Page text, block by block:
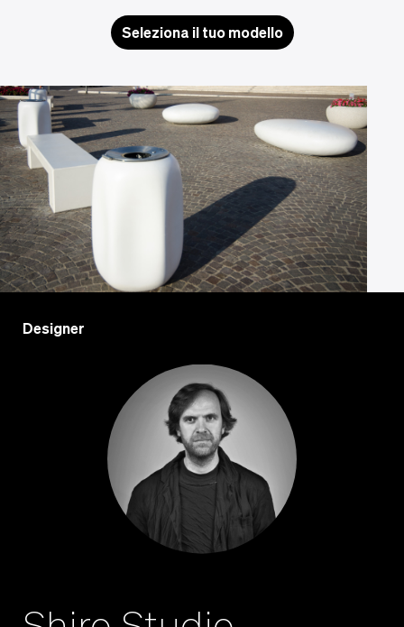
Seleziona il tuo modello
Designer